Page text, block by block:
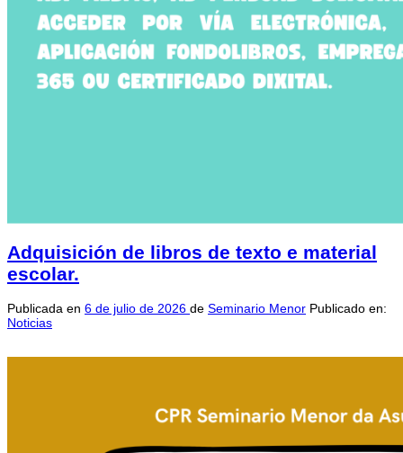
Adquisición de libros de texto e material
escolar.
Publicada en 6 de julio de 2026 de Seminario Menor Publicado en:
Noticias